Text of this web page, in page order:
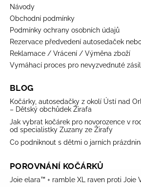
Návody
Obchodní podmínky
Podmínky ochrany osobních údajů
Rezervace předvedení autosedaček
Reklamace / Vrácení / Výměna zboží
Vymáhací proces pro nevyzvednuté
BLOG
Kočárky, autosedačky z okolí Ústí nad
– Dětský obchůdek Žirafa
Jak vybrat kočárek pro novorozence v
od specialistky Zuzany ze Žirafy
Co podniknout s dětmi o jarních
POROVNÁNÍ KOČÁRKŮ
Joie elara™ + ramble XL raven proti Joie